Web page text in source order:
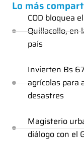
Lo más
COD bloquea
Quillacollo, en
país
Invierten Bs
agrícolas para
desastres
Magisterio
diálogo con el